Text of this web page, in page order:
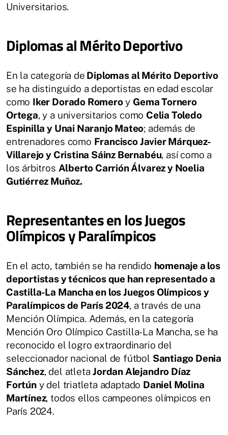
Universitarios.
Diplomas al Mérito Deportivo
En la categoría de Diplomas al Mérito Deportivo
se ha distinguido a deportistas en edad escolar
como Iker Dorado Romeroy Gema Tornero
Ortega, y a universitarios como Celia Toledo
Espinilla y Unai Naranjo Mateo; además de
entrenadores como Francisco Javier Márquez-
Villarejo y Cristina Sáinz Bernabéu, así como a
los árbitros Alberto Carrión Álvarez y Noelia
Gutiérrez Muñoz.
Representantes en los Juegos
Olímpicos y Paralímpicos
En el acto, también se ha rendido homenaje a los
deportistas y técnicos que han representado a
Castilla-La Mancha en los Juegos Olímpicos y
Paralímpicos de París 2024, a través de una
Mención Olímpica. Además, en la categoría
Mención Oro Olímpico Castilla-La Mancha, se ha
reconocido el logro extraordinario del
seleccionador nacional de fútbol Santiago Denia
Sánchez, del atletaJordan Alejandro Díaz
Fortúny del triatleta adaptado Daniel Molina
Martínez, todos ellos campeones olímpicos en
París 2024.